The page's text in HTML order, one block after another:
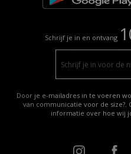
Schrijf je in en ontvang
Door je e-mailadres in te voeren
van communicatie voor de
informatie over hoe wij